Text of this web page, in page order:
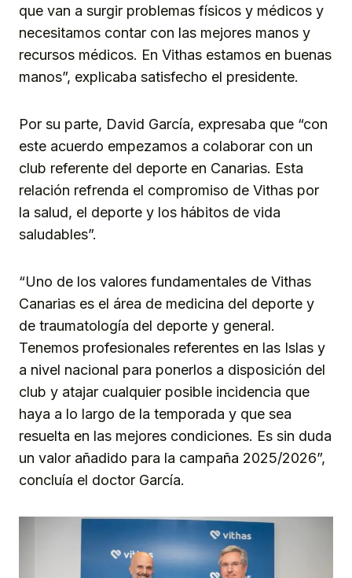
que van a surgir problemas físicos y médicos y
necesitamos contar con las mejores manos y
recursos médicos. En Vithas estamos en buenas
manos”, explicaba satisfecho el presidente.
Por su parte, David García, expresaba que “con
este acuerdo empezamos a colaborar con un
club referente del deporte en Canarias. Esta
relación refrenda el compromiso de Vithas por
la salud, el deporte y los hábitos de vida
saludables”.
“Uno de los valores fundamentales de Vithas
Canarias es el área de medicina del deporte y
de traumatología del deporte y general.
Tenemos profesionales referentes en las Islas y
a nivel nacional para ponerlos a disposición del
club y atajar cualquier posible incidencia que
haya a lo largo de la temporada y que sea
resuelta en las mejores condiciones. Es sin duda
un valor añadido para la campaña 2025/2026”,
concluía el doctor García.